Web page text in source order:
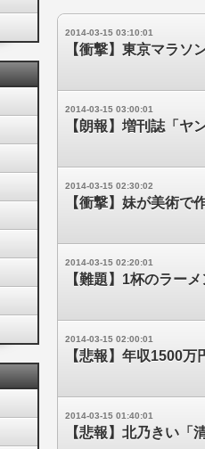
2014-03-15 03:10:01
【衝撃】東京マラ
2014-03-15 03:00:01
【朗報】増刊誌「ヤ
2014-03-15 02:30:02
【衝撃】妹が美術で
2014-03-15 02:20:01
【難題】1杯のラー
2014-03-15 02:00:01
【悲報】年収1500
2014-03-15 01:40:01
【悲報】北乃きい「